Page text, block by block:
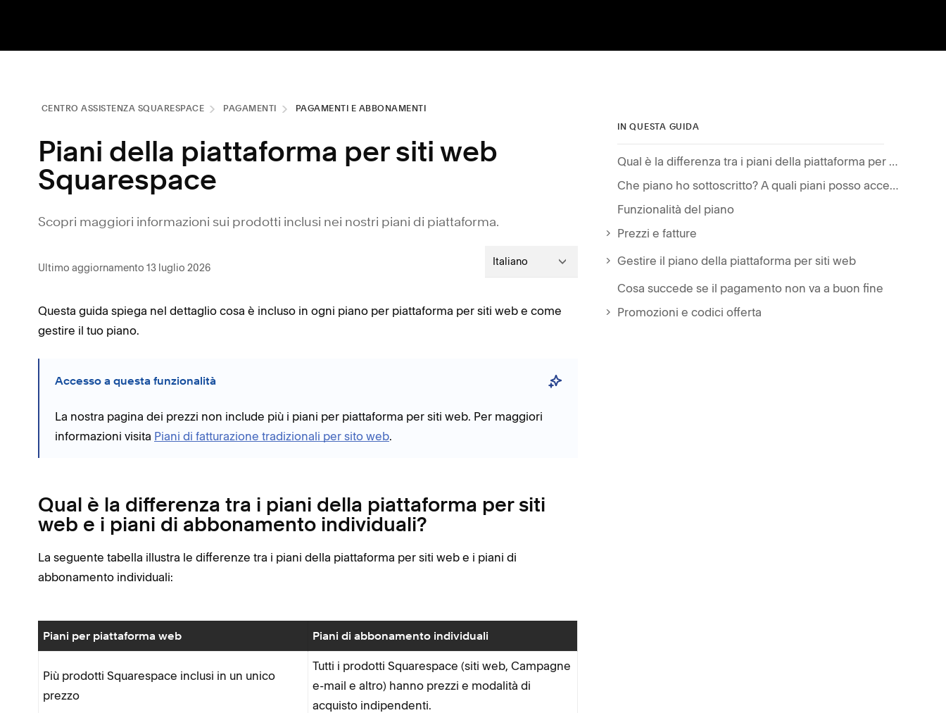
CENTRO ASSISTENZA SQUARESPACE PAGAMENTI PAGAMENTI E ABBONAMENTI
Piani della piattaforma per siti web
Squarespace
Scopri maggiori informazioni sui prodotti inclusi nei nostri piani di piattaforma.
Ultimo aggiornamento 13 luglio 2026 Italiano
Questa guida spiega nel dettaglio cosa è incluso in ogni piano per piattaforma per siti web e come
gestire il tuo piano.
Accesso a questa funzionalità
La nostra pagina dei prezzi non include più i piani per piattaforma per siti web. Per maggiori
informazioni visita Piani di fatturazione tradizionali per sito web.
Qual è la differenza tra i piani della piattaforma per siti
web e i piani di abbonamento individuali?
La seguente tabella illustra le differenze tra i piani della piattaforma per siti web e i piani di
abbonamento individuali:
Piani per piattaforma web Piani di abbonamento individuali
Più prodotti Squarespace inclusi in un unico
prezzo
Tutti i prodotti Squarespace (siti web, Campagne
e-mail e altro) hanno prezzi e modalità di
acquisto indipendenti.
IN QUESTA GUIDA
Qual è la differenza tra i piani della piattaforma per siti web e i piani di abbonamento individuali?
Che piano ho sottoscritto? A quali piani posso accedere?
Funzionalità del piano
Prezzi e fatture
Gestire il piano della piattaforma per siti web
Cosa succede se il pagamento non va a buon fine
Promozioni e codici offerta